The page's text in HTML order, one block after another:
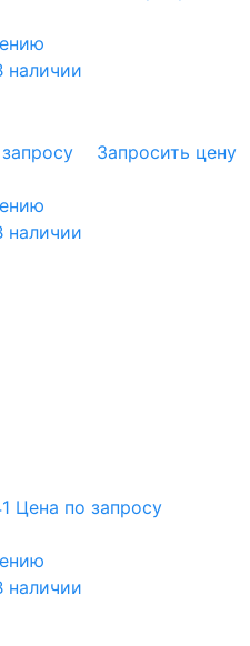
наличии
Запросить цену
наличии
Цена по запросу
наличии